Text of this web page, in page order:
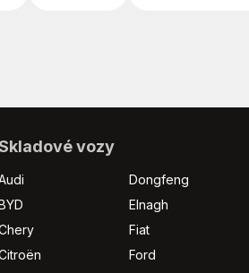
vozy
Dongfeng
Elnagh
Fiat
Ford